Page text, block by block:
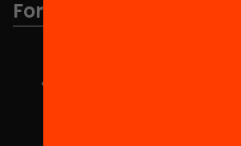
Formamos parte de...